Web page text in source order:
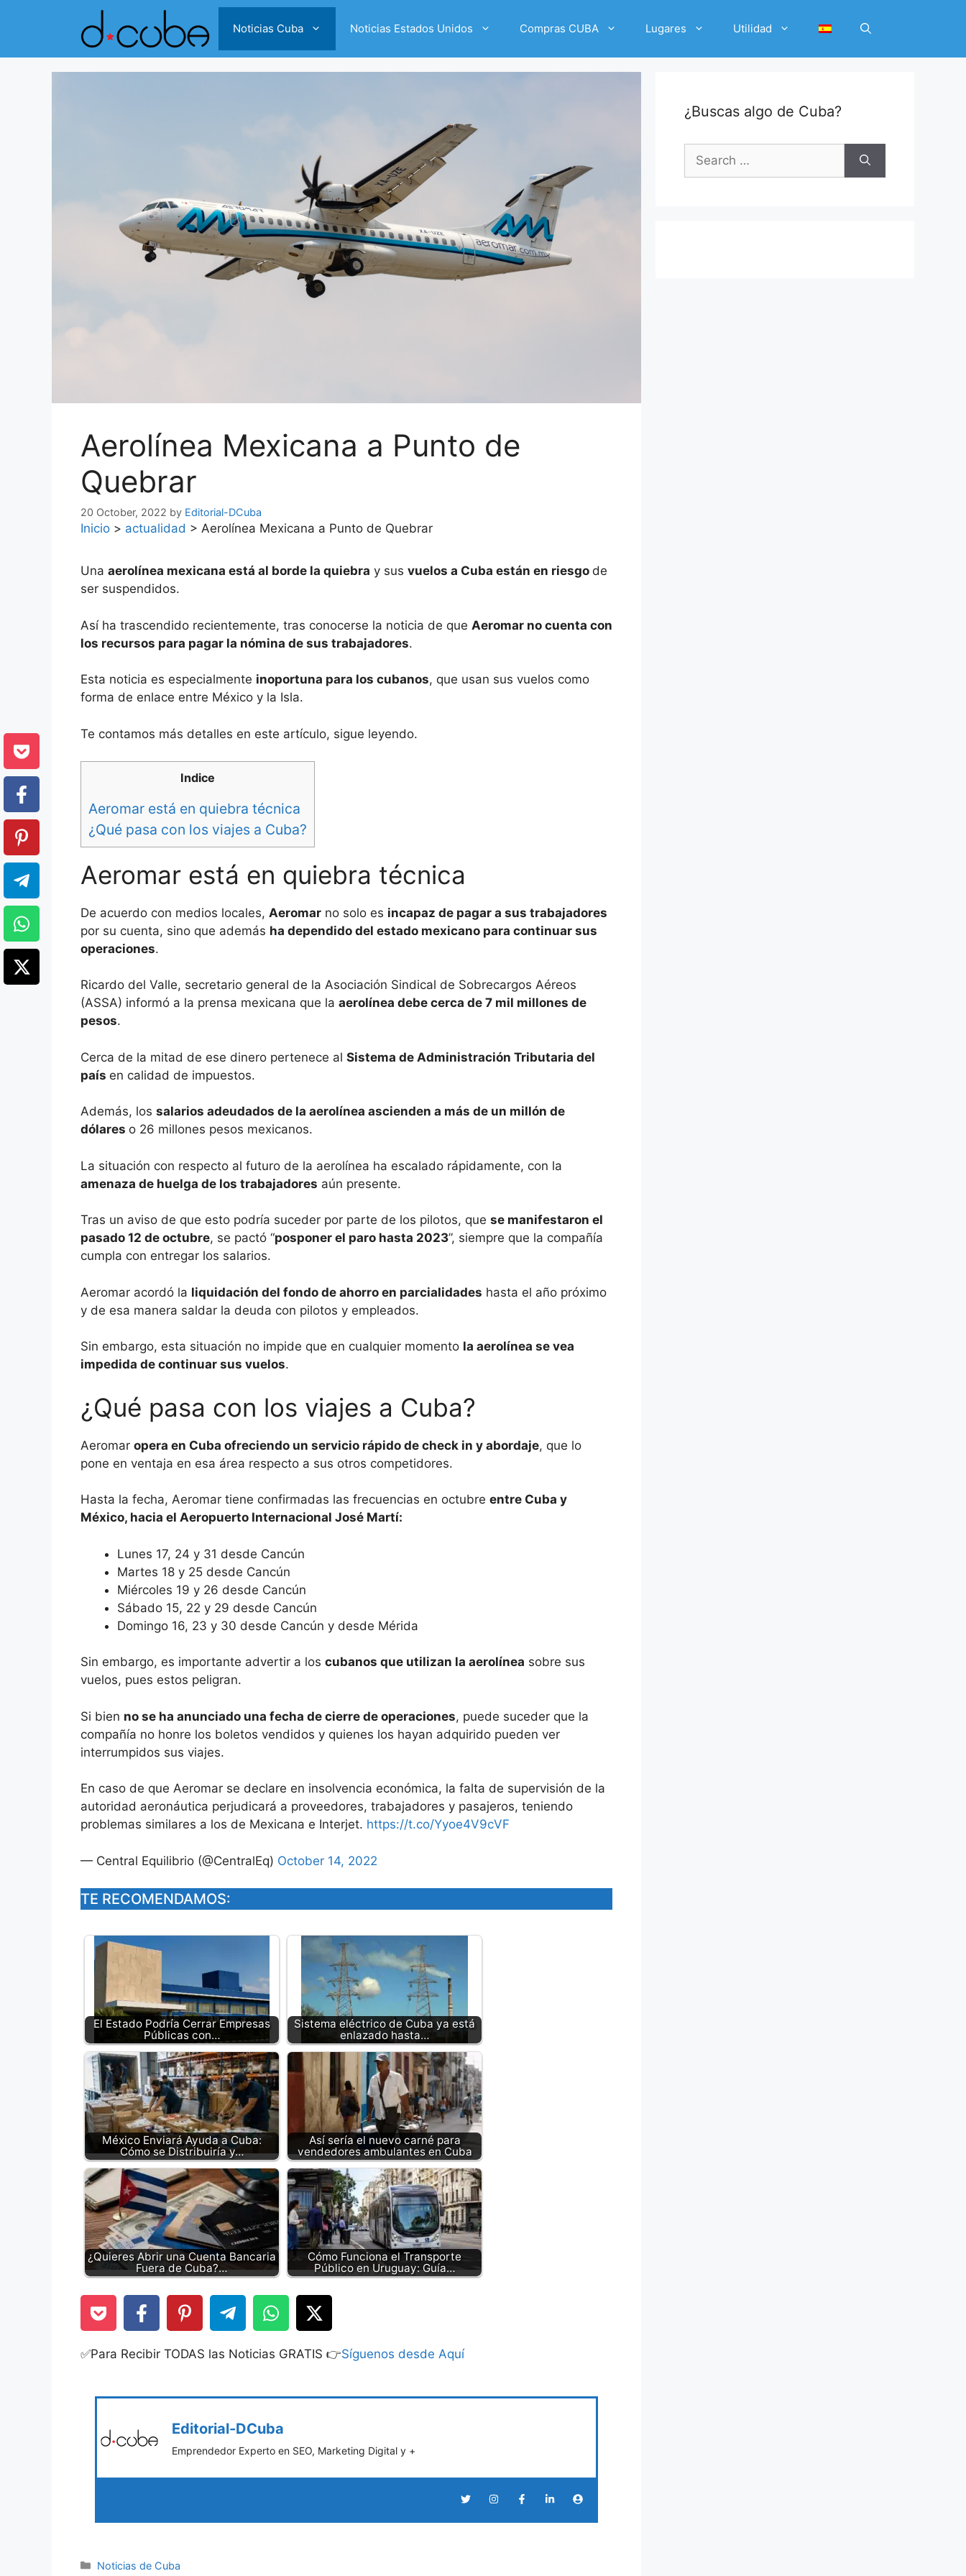
Noticias Cuba Noticias Estados Unidos Compras CUBA Lugares Utilidad
Aerolínea Mexicana a Punto de
Quebrar
20 October, 2022 by Editorial-DCuba
Inicio > actualidad > Aerolínea Mexicana a Punto de Quebrar
Una aerolínea mexicana está al borde la quiebra y sus vuelos a Cuba están en riesgo de
ser suspendidos.
Así ha trascendido recientemente, tras conocerse la noticia de que Aeromar no cuenta con
los recursos para pagar la nómina de sus trabajadores.
Esta noticia es especialmente inoportuna para los cubanos, que usan sus vuelos como
forma de enlace entre México y la Isla.
Te contamos más detalles en este artículo, sigue leyendo.
Indice
Aeromar está en quiebra técnica
¿Qué pasa con los viajes a Cuba?
Aeromar está en quiebra técnica
De acuerdo con medios locales, Aeromar no solo es incapaz de pagar a sus trabajadores
por su cuenta, sino que además ha dependido del estado mexicano para continuar sus
operaciones.
Ricardo del Valle, secretario general de la Asociación Sindical de Sobrecargos Aéreos
(ASSA) informó a la prensa mexicana que la aerolínea debe cerca de 7 mil millones de
pesos.
Cerca de la mitad de ese dinero pertenece al Sistema de Administración Tributaria del
país en calidad de impuestos.
Además, los salarios adeudados de la aerolínea ascienden a más de un millón de
dólares o 26 millones pesos mexicanos.
La situación con respecto al futuro de la aerolínea ha escalado rápidamente, con la
amenaza de huelga de los trabajadores aún presente.
Tras un aviso de que esto podría suceder por parte de los pilotos, que se manifestaron el
pasado 12 de octubre, se pactó “posponer el paro hasta 2023”, siempre que la compañía
cumpla con entregar los salarios.
Aeromar acordó la liquidación del fondo de ahorro en parcialidades hasta el año próximo
y de esa manera saldar la deuda con pilotos y empleados.
Sin embargo, esta situación no impide que en cualquier momento la aerolínea se vea
impedida de continuar sus vuelos.
¿Qué pasa con los viajes a Cuba?
Aeromar opera en Cuba ofreciendo un servicio rápido de check in y abordaje, que lo
pone en ventaja en esa área respecto a sus otros competidores.
Hasta la fecha, Aeromar tiene confirmadas las frecuencias en octubre entre Cuba y
México, hacia el Aeropuerto Internacional José Martí:
Lunes 17, 24 y 31 desde Cancún
Martes 18 y 25 desde Cancún
Miércoles 19 y 26 desde Cancún
Sábado 15, 22 y 29 desde Cancún
Domingo 16, 23 y 30 desde Cancún y desde Mérida
Sin embargo, es importante advertir a los cubanos que utilizan la aerolínea sobre sus
vuelos, pues estos peligran.
Si bien no se ha anunciado una fecha de cierre de operaciones, puede suceder que la
compañía no honre los boletos vendidos y quienes los hayan adquirido pueden ver
interrumpidos sus viajes.
En caso de que Aeromar se declare en insolvencia económica, la falta de supervisión de la
autoridad aeronáutica perjudicará a proveedores, trabajadores y pasajeros, teniendo
problemas similares a los de Mexicana e Interjet. https://t.co/Yyoe4V9cVF
— Central Equilibrio (@CentralEq) October 14, 2022
TE RECOMENDAMOS:
El Estado Podría Cerrar Empresas
Públicas con…
Sistema eléctrico de Cuba ya está
enlazado hasta…
México Enviará Ayuda a Cuba:
Cómo se Distribuiría y…
Así sería el nuevo carné para
vendedores ambulantes en Cuba
¿Quieres Abrir una Cuenta Bancaria
Fuera de Cuba?…
Cómo Funciona el Transporte
Público en Uruguay: Guía…
✅Para Recibir TODAS las Noticias GRATIS 👉Síguenos desde Aquí
Editorial-DCuba
Emprendedor Experto en SEO, Marketing Digital y +
Categories
Noticias de Cuba
¿Buscas algo de Cuba?
Search
for: